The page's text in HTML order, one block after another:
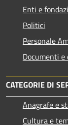
Enti e
Politici
Personale
Documenti e
CATEGORIE DI
Anagrafe e
Cultura e